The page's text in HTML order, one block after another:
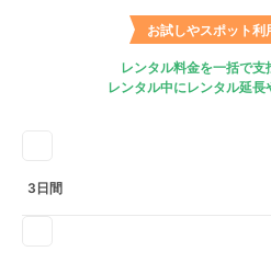
お試しやスポット利
レンタル料金を一括で支
レンタル中にレンタル延長
3日間